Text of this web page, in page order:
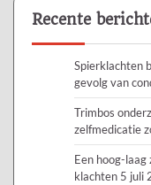
Recente
Spierklachten
gevolg van
Trimbos
zelfmedicatie
Een hoog-
klachten 5 juli